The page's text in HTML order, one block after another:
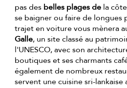
pas des belles plages de la
se baigner ou faire de longues
trajet en voiture vous mènera
Galle, un site classé au
l'UNESCO, avec son
boutiques et ses charmants
également de nombreux
servent une cuisine sri-lankaise